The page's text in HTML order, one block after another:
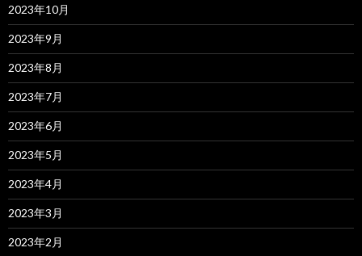
2023年10月
2023年9月
2023年8月
2023年7月
2023年6月
2023年5月
2023年4月
2023年3月
2023年2月